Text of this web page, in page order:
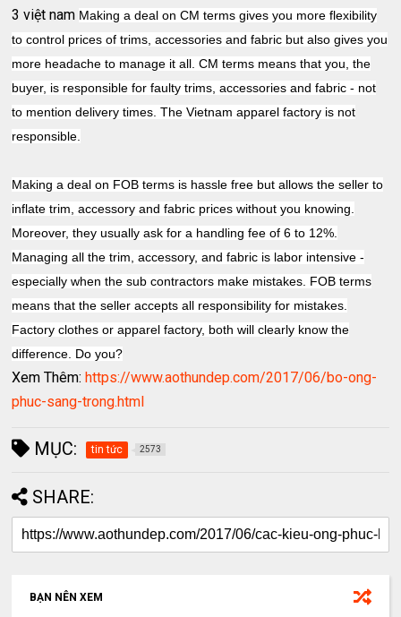
3 việt nam Making a deal on CM terms gives you more flexibility
to control prices of trims, accessories and fabric but also gives you
more headache to manage it all. CM terms means that you, the
buyer, is responsible for faulty trims, accessories and fabric - not
to mention delivery times. The Vietnam apparel factory is not
responsible.
Making a deal on FOB terms is hassle free but allows the seller to
inflate trim, accessory and fabric prices without you knowing.
Moreover, they usually ask for a handling fee of 6 to 12%.
Managing all the trim, accessory, and fabric is labor intensive -
especially when the sub contractors make mistakes. FOB terms
means that the seller accepts all responsibility for mistakes.
Factory clothes or apparel factory, both will clearly know the
difference. Do you?
Xem Thêm:https://www.aothundep.com/2017/06/bo-ong-
phuc-sang-trong.html
MỤC: tin tức 2573
SHARE:
BẠN NÊN XEM